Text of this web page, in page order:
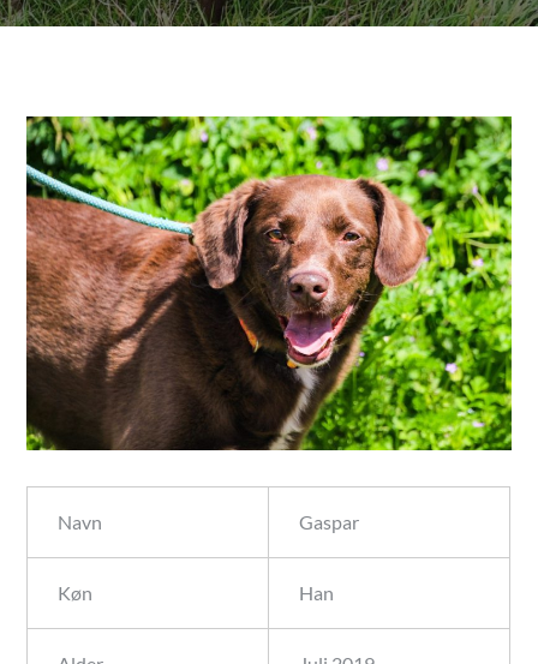
Navn Gaspar
Køn Han